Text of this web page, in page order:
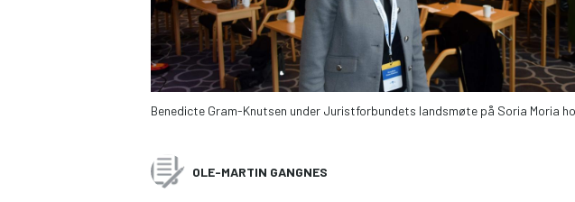
Benedicte Gram-Knutsen under Juristforbundets landsmøte på Soria Moria
OLE-MARTIN GANGNES